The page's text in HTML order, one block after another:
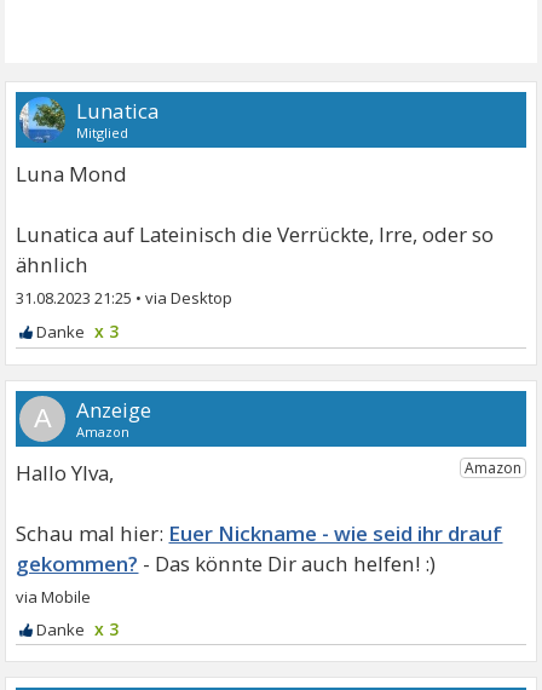
Lunatica
Mitglied
Luna Mond
Lunatica auf Lateinisch die Verrückte, Irre, oder so
ähnlich
31.08.2023 21:25 •
x 3
A
Hallo Ylva,
Euer Nickname - wie seid ihr drauf
gekommen?
x 3